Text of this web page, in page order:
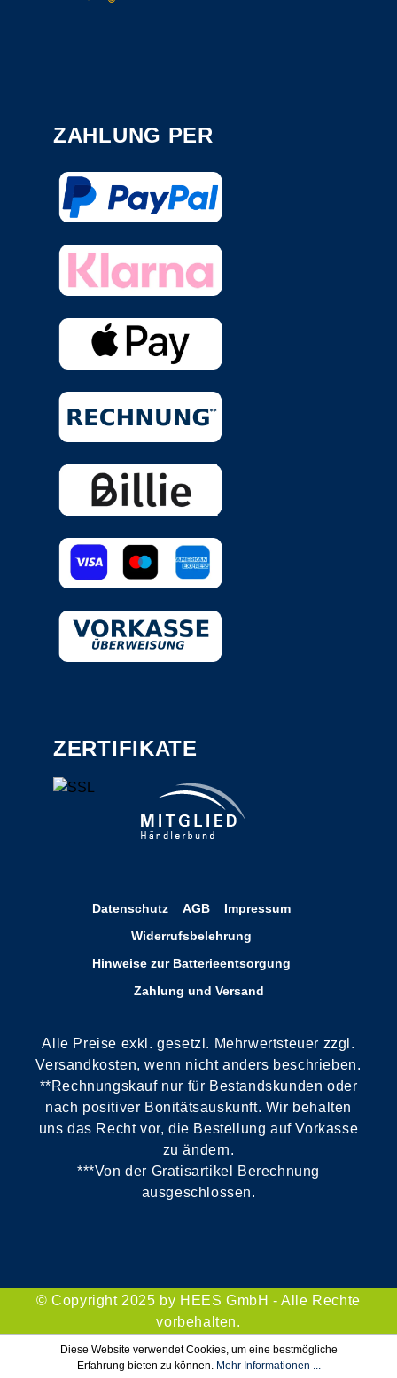
ZAHLUNG PER
ZERTIFIKATE
Datenschutz AGB
Impressum
Widerrufsbelehrung
Hinweise zur Batterieentsorgung
Zahlung und Versand
Alle Preise exkl. gesetzl. Mehrwertsteuer zzgl.
Versandkosten, wenn nicht anders beschrieben.
**Rechnungskauf nur für Bestandskunden oder
nach positiver Bonitätsauskunft. Wir behalten
uns das Recht vor, die Bestellung auf Vorkasse
zu ändern.
***Von der Gratisartikel Berechnung
ausgeschlossen.
© Copyright 2025 by HEES GmbH - Alle Rechte
vorbehalten.
Diese Website verwendet Cookies, um eine bestmögliche
Erfahrung bieten zu können. Mehr Informationen ...